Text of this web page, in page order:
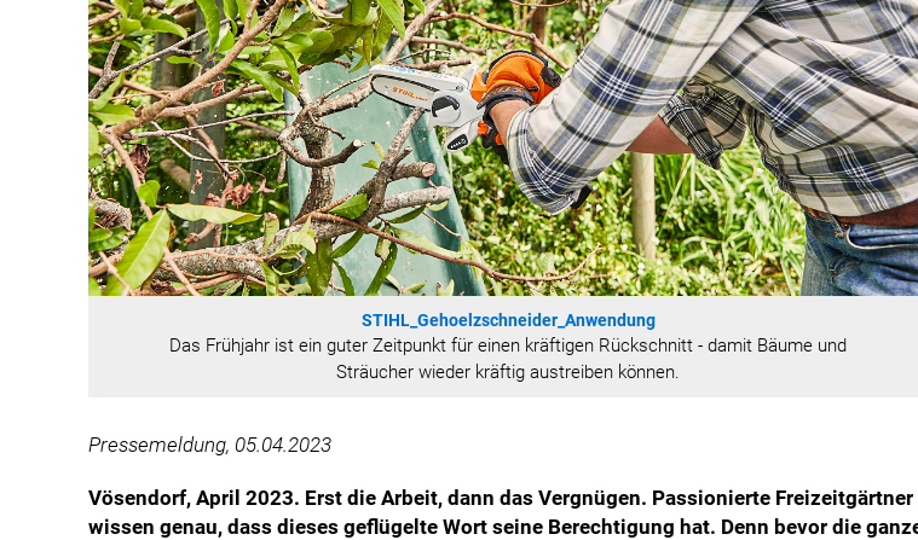
STIHL_Gehoelzschneider_Anwendung
Das Frühjahr ist ein guter Zeitpunkt für einen kräftigen Rückschnitt - damit Bäume und
Sträucher wieder kräftig austreiben können.
Pressemeldung, 05.04.2023
Vösendorf, April 2023. Erst die Arbeit, dann das Vergnügen. Passionierte Freizeitgärtner
wissen genau, dass dieses geflügelte Wort seine Berechtigung hat. Denn bevor die